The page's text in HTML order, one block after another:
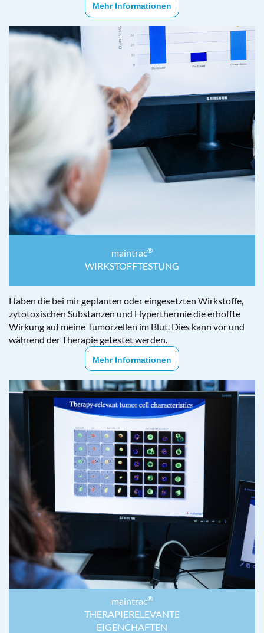
Mehr Informationen
maintrac®
WIRKSTOFFTESTUNG
Haben die bei mir geplanten oder eingesetzten Wirkstoffe,
zytotoxischen Substanzen und Hyperthermie die erhoffte
Wirkung auf meine Tumorzellen im Blut. Dies kann vor und
während der Therapie getestet werden.
Mehr Informationen
maintrac®
THERAPIERELEVANTE
EIGENCHAFTEN